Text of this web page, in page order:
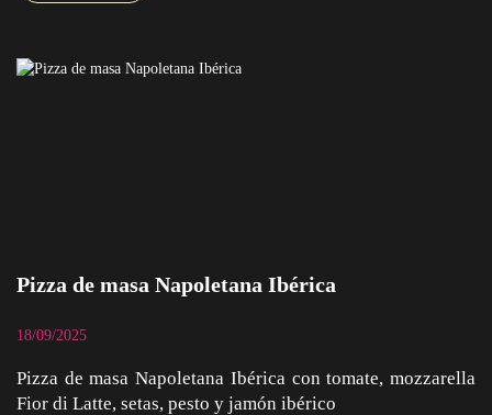
Pizza de masa Napoletana Ibérica
18/09/2025
Pizza de masa Napoletana Ibérica con tomate, mozzarella
Fior di Latte, setas, pesto y jamón ibérico